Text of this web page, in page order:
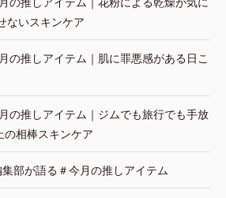
ないスキンケア
の推しアイテム｜肌に罪悪感がある日こ
の推しアイテム｜ジムでも旅行でも手放
相棒スキンケア
部が語る＃今月の推しアイテム